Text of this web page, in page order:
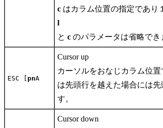
c はカラム位置の指定であり
l
と c のパラメータは省略でき
ESC [ pnA
Cursor up
カーソルをおなじカラム位
は先頭行を越えた場合には先
す。
Cursor down